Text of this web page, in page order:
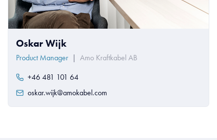
Oskar Wijk
Product Manager Amo Kraftkabel AB
+46 481 101 64
oskar.wijk@amokabel.com